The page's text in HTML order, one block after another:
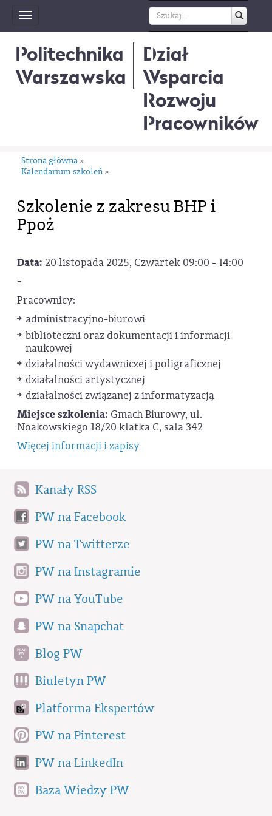
Toggle
navigation
Politechnika
Warszawska
Dział
Wsparcia
Rozwoju
Pracowników
Strona główna »
Kalendarium szkoleń »
Szkolenie z zakresu BHP i
Ppoż
Data: 20 listopada 2025, Czwartek 09:00 - 14:00
-
Pracownicy:
administracyjno-biurowi
biblioteczni oraz dokumentacji i informacji
naukowej
działalności wydawniczej i poligraficznej
działalności artystycznej
działalności związanej z informatyzacją
Miejsce szkolenia: Gmach Biurowy, ul.
Noakowskiego 18/20 klatka C, sala 342
Więcej informacji i zapisy
Kanały RSS
PW na Facebook
PW na Twitterze
PW na Instagramie
PW na YouTube
PW na Snapchat
Blog PW
Biuletyn PW
Platforma Ekspertów
PW na Pinterest
PW na LinkedIn
Baza Wiedzy PW